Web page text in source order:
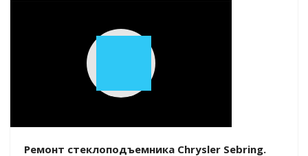
Play
Ремонт стеклоподъемника Chrysler Sebring.